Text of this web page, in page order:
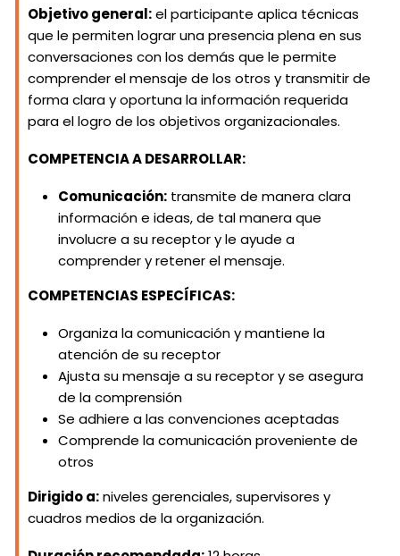
Objetivo general:el participante aplica técnicas
que le permiten lograr una presencia plena en sus
conversaciones con los demás que le permite
comprender el mensaje de los otros y transmitir de
forma clara y oportuna la información requerida
para el logro de los objetivos organizacionales.
COMPETENCIA A DESARROLLAR:
Comunicación: transmite de manera clara
información e ideas, de tal manera que
involucre a su receptor y le ayude a
comprender y retener el mensaje.
COMPETENCIAS ESPECÍFICAS:
Organiza la comunicación y mantiene la
atención de su receptor
Ajusta su mensaje a su receptor y se asegura
de la comprensión
Se adhiere a las convenciones aceptadas
Comprende la comunicación proveniente de
otros
Dirigido a:niveles gerenciales, supervisores y
cuadros medios de la organización.